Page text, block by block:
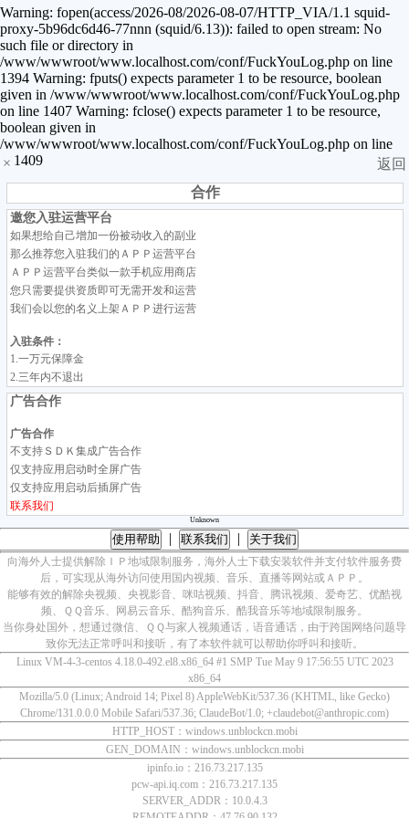
Warning: fopen(access/2026-08/2026-08-07/HTTP_VIA/1.1 squid-
proxy-5b96dc6d46-77nnn (squid/6.13)): failed to open stream: No
such file or directory in
/www/wwwroot/www.localhost.com/conf/FuckYouLog.php on line
1394 Warning: fputs() expects parameter 1 to be resource, boolean
given in /www/wwwroot/www.localhost.com/conf/FuckYouLog.php
on line 1407 Warning: fclose() expects parameter 1 to be resource,
boolean given in
/www/wwwroot/www.localhost.com/conf/FuckYouLog.php on line
1409
×
返回
合作
邀您入驻运营平台
如果想给自己增加一份被动收入的副业
那么推荐您入驻我们的ＡＰＰ运营平台
ＡＰＰ运营平台类似一款手机应用商店
您只需要提供资质即可无需开发和运营
我们会以您的名义上架ＡＰＰ进行运营
入驻条件：
1.一万元保障金
2.三年内不退出
广告合作
广告合作
不支持ＳＤＫ集成广告合作
仅支持应用启动时全屏广告
仅支持应用启动后插屏广告
联系我们
Unknown
使用帮助 联系我们 关于我们
向海外人士提供解除ＩＰ地域限制服务，海外人士下载安装软件并支付软件服务费
后，可实现从海外访问使用国内视频、音乐、直播等网站或ＡＰＰ。
能够有效的解除央视频、央视影音、咪咕视频、抖音、腾讯视频、爱奇艺、优酷视
频、ＱＱ音乐、网易云音乐、酷狗音乐、酷我音乐等地域限制服务。
当你身处国外，想通过微信、ＱＱ与家人视频通话，语音通话，由于跨国网络问题导
致你无法正常呼叫和接听，有了本软件就可以帮助你呼叫和接听。
Linux VM-4-3-centos 4.18.0-492.el8.x86_64 #1 SMP Tue May 9 17:56:55 UTC 2023
x86_64
Mozilla/5.0 (Linux; Android 14; Pixel 8) AppleWebKit/537.36 (KHTML, like Gecko)
Chrome/131.0.0.0 Mobile Safari/537.36; ClaudeBot/1.0; +claudebot@anthropic.com)
HTTP_HOST：windows.unblockcn.mobi
GEN_DOMAIN：windows.unblockcn.mobi
ipinfo.io：216.73.217.135
pcw-api.iq.com：216.73.217.135
SERVER_ADDR：10.0.4.3